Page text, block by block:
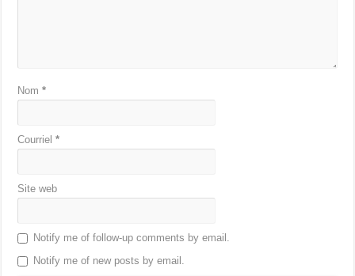
Nom*
Courriel*
Site web
Notify me of follow-up comments by email.
Notify me of new posts by email.